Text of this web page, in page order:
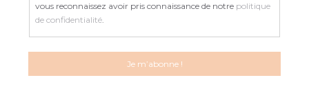
vous reconnaissez avoir pris connaissance de notre politique
de confidentialité.